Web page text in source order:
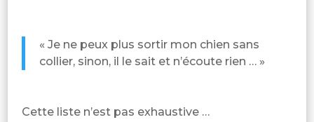
« Je ne peux plus sortir mon chien sans
collier, sinon, il le sait et n’écoute rien … »
Cette liste n’est pas exhaustive …